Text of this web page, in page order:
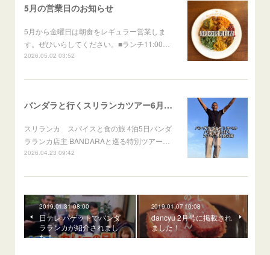
5月の営業日のお知らせ
5月から金曜日は朝食をレギュラー営業しま
す。ぜひいらしてください。■ランチ11:00…
2026.05.02 03:52
バンダラと行くスリランカツアー6月出発
スリランカ スパイスと食の旅 4泊5日バンダ
ラランカ店主 BANDARAと巡る特別ツアー…
2026.04.23 09:42
2019.01.31 08:00
日テレ バゲットでバンダ
ラランカが紹介されまし
た！
2019.01.07 10:08
dancyu 2月号に掲載され
ました！